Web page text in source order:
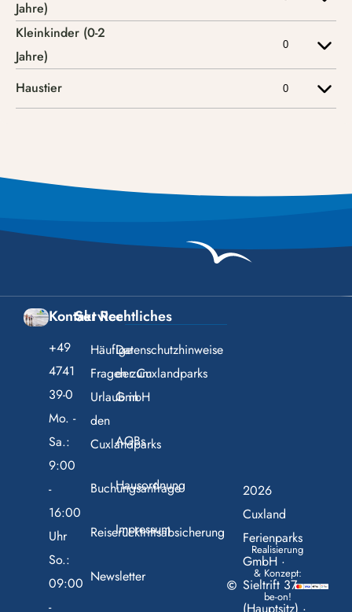
Kontakt
+49
4741
39-0
Mo. -
Sa.:
9:00
-
16:00
Uhr
So.:
09:00
-
Service
Häufige
Fragen zum
Urlaub in
den
Cuxlandparks
Buchungsanfrage
Reiserücktrittsabsicherung
Newsletter
Rechtliches
Datenschutzhinweise
der Cuxlandparks
GmbH
AGBs
Hausordnung
Impressum
2026
Cuxland
Ferienparks
GmbH ·
Sieltrift 37
Realisierung
& Konzept:
be-on!